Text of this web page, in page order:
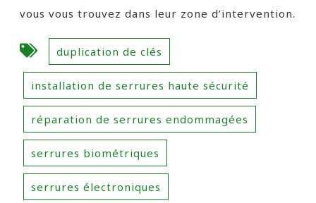
vous vous trouvez dans leur zone d’intervention.
duplication de clés
installation de serrures haute sécurité
réparation de serrures endommagées
serrures biométriques
serrures électroniques